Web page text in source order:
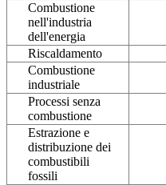
Combustione
nell'industria
dell'energia
Riscaldamento
Combustione
industriale
Processi senza
combustione
Estrazione e
distribuzione dei
combustibili
fossili